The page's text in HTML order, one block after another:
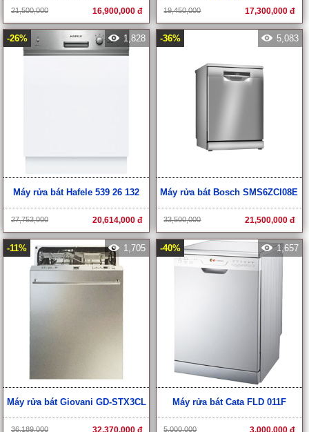
21,500,000 16,900,000 đ 19,450,000 17,300,000 đ
-26% 1,828
Máy rửa bát Hafele 539 26 132
27,753,000 20,614,000 đ
-36% 5,083
Máy rửa bát Bosch SMS6ZCI08E
33,500,000 21,500,000 đ
-11% 1,705
Máy rửa bát Giovani GD-STX3CL
36,189,000 32,370,000 đ
-40% 1,657
Máy rửa bát Cata FLD 011F
5,000,000 3,000,000 đ